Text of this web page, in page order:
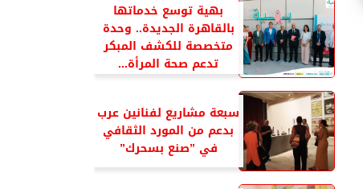
بهية توسع خدماتها
بالقاهرة الجديدة.. وحدة
متخصصة للكشف المبكر
تدعم صحة المرأة...
سبعة مشاريع لفنانين عرب
بدعم من المورد الثقافي
في ”صنع بسحرك”